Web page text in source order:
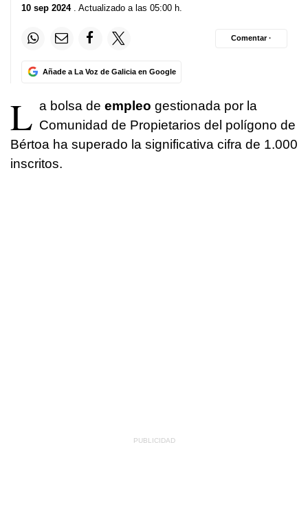
10 sep 2024. Actualizado a las 05:00 h.
Añade a La Voz de Galicia en Google
Comentar ·
L a bolsa de empleo gestionada por la
Comunidad de Propietarios del polígono de
Bértoa ha superado la significativa cifra de 1.000
inscritos.